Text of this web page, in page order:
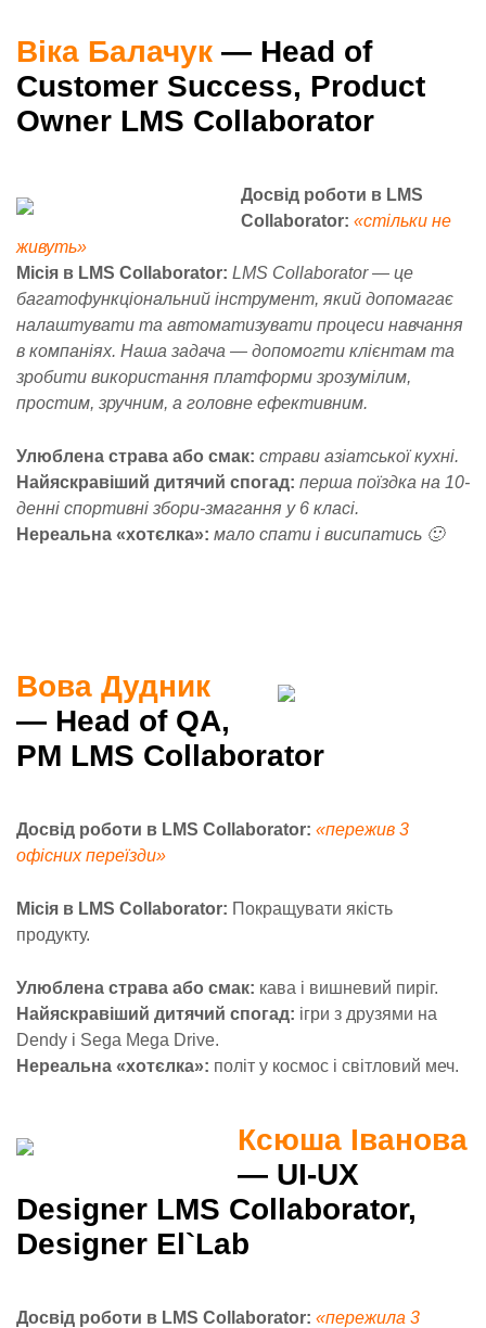
Віка Балачук — Head of
Customer Success, Product
Owner LMS Collaborator
Досвід роботи в LMS
Collaborator: «стільки не
живуть»
Місія в LMS Collaborator: LMS Collaborator — це
багатофункціональний інструмент, який допомагає
налаштувати та автоматизувати процеси навчання
в компаніях. Наша задача — допомогти клієнтам та
зробити використання платформи зрозумілим,
простим, зручним, а головне ефективним.
Улюблена страва або смак: страви азіатської кухні.
Найяскравіший дитячий спогад: перша поїздка на 10-
денні спортивні збори-змагання у 6 класі.
Нереальна «хотєлка»: мало спати і висипатись 🙂
Вова Дудник
— Head of QA,
PM LMS Collaborator
Досвід роботи в LMS Collaborator: «пережив 3
офісних переїзди»
Місія в LMS Collaborator: Покращувати якість
продукту.
Улюблена страва або смак: кава і вишневий пиріг.
Найяскравіший дитячий спогад: ігри з друзями на
Dendy і Sega Mega Drive.
Нереальна «хотєлка»: політ у космос і світловий меч.
Ксюша Іванова
— UI-UX
Designer LMS Collaborator,
Designer El`Lab
Досвід роботи в LMS Collaborator: «пережила 3